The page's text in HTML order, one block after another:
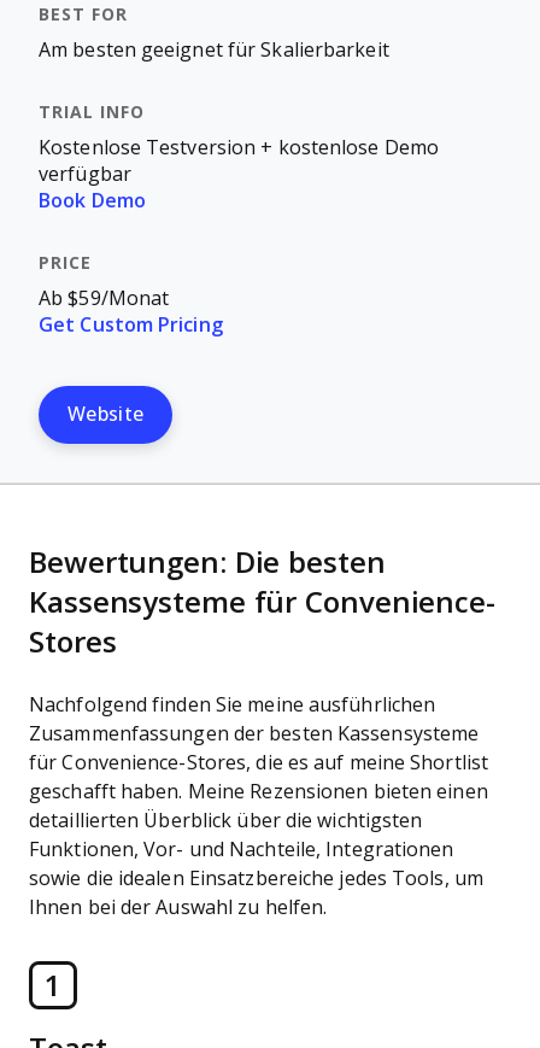
Am besten geeignet für Skalierbarkeit
Kostenlose Testversion + kostenlose Demo
verfügbar
Book Demo
Ab $59/Monat
Get Custom Pricing
Website
Bewertungen: Die besten
Kassensysteme für Convenience-
Stores
Nachfolgend finden Sie meine ausführlichen
Zusammenfassungen der besten Kassensysteme
für Convenience-Stores, die es auf meine Shortlist
geschafft haben. Meine Rezensionen bieten einen
detaillierten Überblick über die wichtigsten
Funktionen, Vor- und Nachteile, Integrationen
sowie die idealen Einsatzbereiche jedes Tools, um
Ihnen bei der Auswahl zu helfen.
1